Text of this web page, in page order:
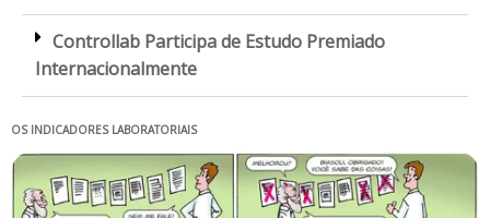
Controllab Participa de Estudo Premiado
Internacionalmente
OS INDICADORES LABORATORIAIS